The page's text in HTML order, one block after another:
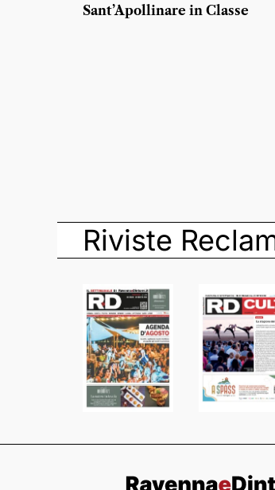
Sant’Apollinare in Classe
Riviste